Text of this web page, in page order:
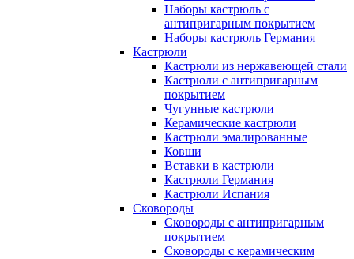
Наборы кастрюль с
антипригарным покрытием
Наборы кастрюль Германия
Кастрюли
Кастрюли из нержавеющей стали
Кастрюли с антипригарным
покрытием
Чугунные кастрюли
Керамические кастрюли
Кастрюли эмалированные
Ковши
Вставки в кастрюли
Кастрюли Германия
Кастрюли Испания
Сковороды
Сковороды с антипригарным
покрытием
Сковороды с керамическим